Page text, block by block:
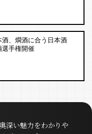
、燗酒に合う日本酒
選手権開催
深い魅力をわかりや